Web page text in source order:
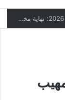
حصاد مشاركة المنتخب التونسي في كأس العالم 2026: نهاية مخيبة وطموحات مؤجلة
مهيب